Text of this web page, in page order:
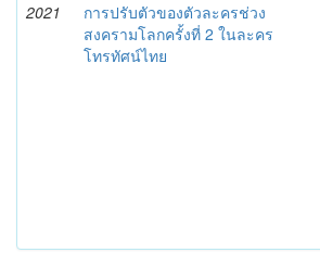
2021
การปรับตัวของตัวละครช่วง
สงครามโลกครั้งที่ 2 ในละคร
โทรทัศน์ไทย